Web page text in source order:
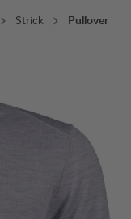
Strick Pullover